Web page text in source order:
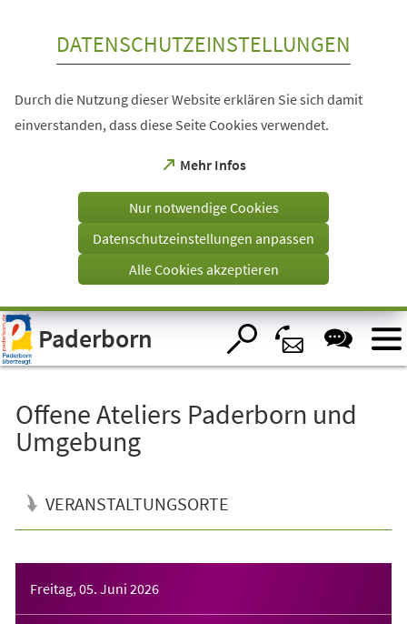
Visuelle
Assistenzsoftware
öffnen.
DATENSCHUTZEINSTELLUNGEN
Durch die Nutzung dieser Website erklären Sie sich damit
einverstanden, dass diese Seite Cookies verwendet.
Mehr Infos
(Öffnet
einem
Tab)
Nur notwendige Cookies
Datenschutzeinstellungen anpassen
Alle Cookies akzeptieren
Paderborn
Offene Ateliers Paderborn und
Umgebung
VERANSTALTUNGSORTE
Freitag, 05. Juni 2026